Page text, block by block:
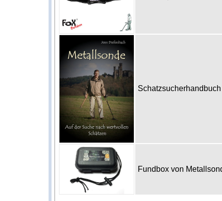
Fundbox von